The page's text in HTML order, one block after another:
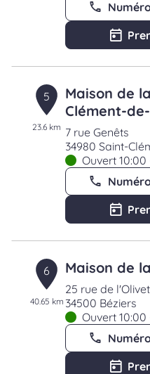
5
23.6 km
Maison de
Clément-
7 rue Genêts
34980 Saint-
Ouvert 10:00
6
40.65 km
Maison de
25 rue de
34500 Béziers
Ouvert 10:00